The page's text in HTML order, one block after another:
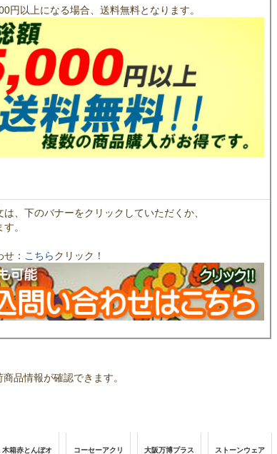
円以上になる場合、送料無料となります。
、下のバナーをクリックしていただくか、
。
： こちらクリック！
品情報が確認できます。
木箱赤とんぼオ
コーセーアクリ
大阪万博プラス
ストーンウェア